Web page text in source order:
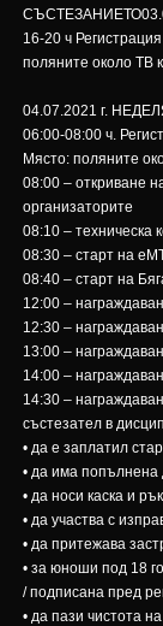
16-20 ч
поляните около ТВ
04.07.2021 г.
06:00-08:00 ч.
Място: поляните
08:00 – откриване
организаторите
08:10 – техническа
08:30 – старт на
08:40 – старт на
12:00 –
12:30 –
13:00 –
14:00 –
14:30 –
състезател в
• да е заплатил
• да има попълнена
• да носи каска и
• да участва с
• да притежава
• за юноши под 18
/ подписана пред
• да пази чистота